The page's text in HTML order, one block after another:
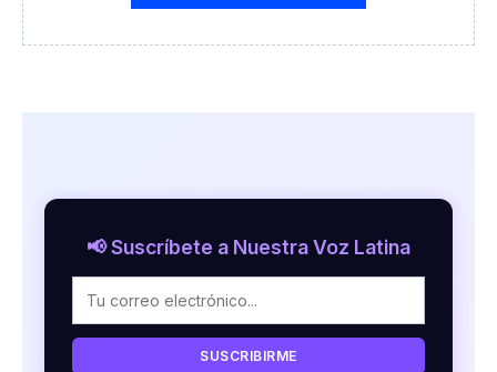
📢 Suscríbete a Nuestra Voz Latina
SUSCRIBIRME